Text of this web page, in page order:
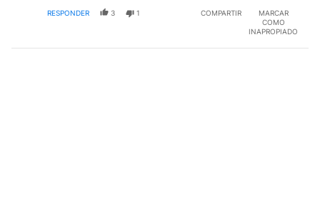
caminar incómodo¿¿¿¿¿. Espero respuestas. VLLC
RESPONDER 3 1 COMPARTIR
MARCAR
COMO
INAPROPIADO